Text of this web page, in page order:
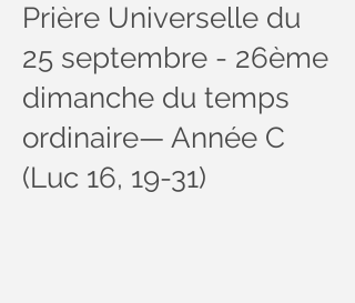
Prière Universelle du
25 septembre - 26ème
dimanche du temps
ordinaire— Année C
(Luc 16, 19-31)